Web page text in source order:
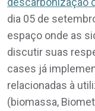
dia 05 de
espaço onde as
discutir suas
cases já
relacionadas à
(biomassa,